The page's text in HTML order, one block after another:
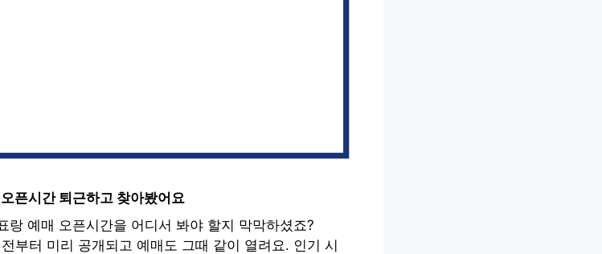
픈시간 퇴근하고 찾아봤어요
랑 예매 오픈시간을 어디서 봐야 할지 막막하셨죠?
부터 미리 공개되고 예매도 그때 같이 열려요. 인기 시